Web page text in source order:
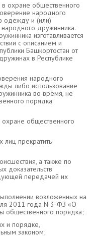
охране общественного
народного
одежду и (или)
народного дружинника.
изготавливается
с описанием и
Башкортостан от
в Республике
народного
либо использование
во время, не
порядка.
общественного
лиц прекратить
а также по
доказательств
передачей их
возложенных на
2011 года N 3-ФЗ «О
общественного порядка;
и порядке,
законом;